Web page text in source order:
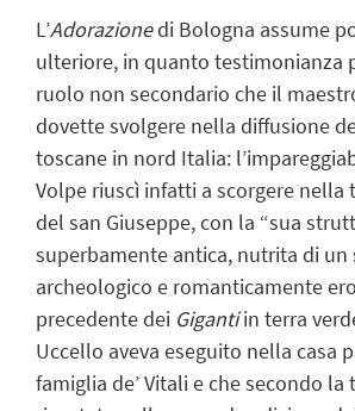
L’Adorazionedi Bologna assume
ulteriore, in quanto testimonianza
ruolo non secondario che il
dovette svolgere nella diffusione
toscane in nord Italia:
Volpe riuscì infatti a scorgere nella
del san Giuseppe, con la “sua
superbamente antica, nutrita di
archeologico e romanticamente
precedente dei Gigantiin terra
Uccello aveva eseguito nella casa
famiglia de’ Vitali e che secondo